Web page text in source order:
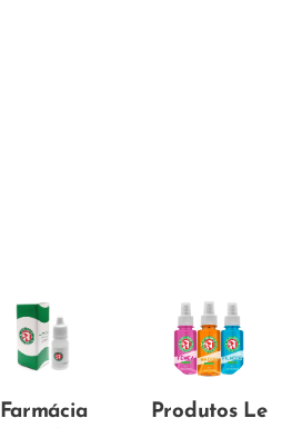
Farmácia
Produtos Le